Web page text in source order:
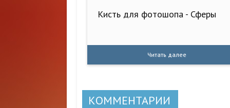
Кисть для фотошопа - Сферы
Читать далее
КОММЕНТАРИИ